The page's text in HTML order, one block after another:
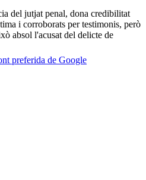
del jutjat penal, dona credibilitat
i corroborats per testimonis, però
absol l'acusat del delicte de
preferida de Google